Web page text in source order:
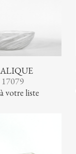
17079
votre liste